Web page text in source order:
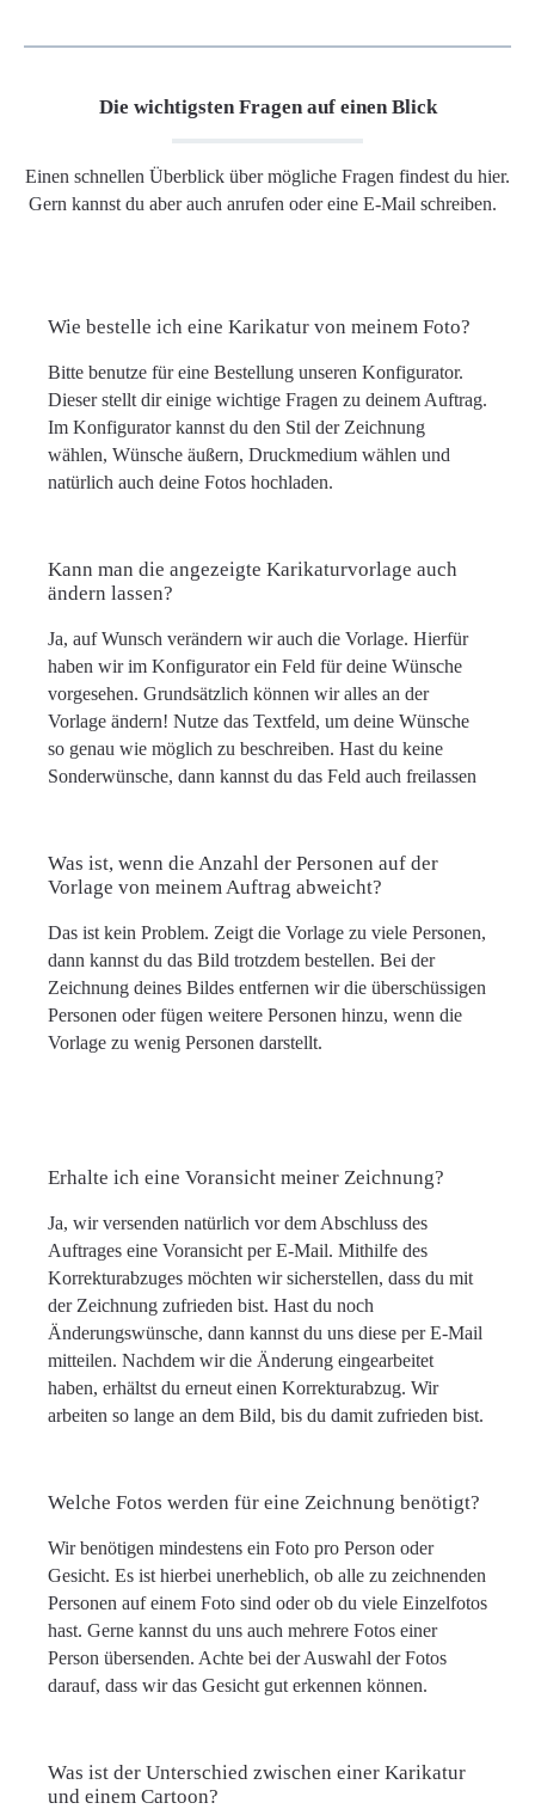
Die wichtigsten Fragen auf einen Blick
Einen schnellen Überblick über mögliche Fragen findest du hier.
Gern kannst du aber auch anrufen oder eine E-Mail schreiben.
Wie bestelle ich eine Karikatur von meinem Foto?
Bitte benutze für eine Bestellung unseren Konfigurator.
Dieser stellt dir einige wichtige Fragen zu deinem Auftrag.
Im Konfigurator kannst du den Stil der Zeichnung
wählen, Wünsche äußern, Druckmedium wählen und
natürlich auch deine Fotos hochladen.
Kann man die angezeigte Karikaturvorlage auch
ändern lassen?
Ja, auf Wunsch verändern wir auch die Vorlage. Hierfür
haben wir im Konfigurator ein Feld für deine Wünsche
vorgesehen. Grundsätzlich können wir alles an der
Vorlage ändern! Nutze das Textfeld, um deine Wünsche
so genau wie möglich zu beschreiben. Hast du keine
Sonderwünsche, dann kannst du das Feld auch freilassen
Was ist, wenn die Anzahl der Personen auf der
Vorlage von meinem Auftrag abweicht?
Das ist kein Problem. Zeigt die Vorlage zu viele Personen,
dann kannst du das Bild trotzdem bestellen. Bei der
Zeichnung deines Bildes entfernen wir die überschüssigen
Personen oder fügen weitere Personen hinzu, wenn die
Vorlage zu wenig Personen darstellt.
Erhalte ich eine Voransicht meiner Zeichnung?
Ja, wir versenden natürlich vor dem Abschluss des
Auftrages eine Voransicht per E-Mail. Mithilfe des
Korrekturabzuges möchten wir sicherstellen, dass du mit
der Zeichnung zufrieden bist. Hast du noch
Änderungswünsche, dann kannst du uns diese per E-Mail
mitteilen. Nachdem wir die Änderung eingearbeitet
haben, erhältst du erneut einen Korrekturabzug. Wir
arbeiten so lange an dem Bild, bis du damit zufrieden bist.
Welche Fotos werden für eine Zeichnung benötigt?
Wir benötigen mindestens ein Foto pro Person oder
Gesicht. Es ist hierbei unerheblich, ob alle zu zeichnenden
Personen auf einem Foto sind oder ob du viele Einzelfotos
hast. Gerne kannst du uns auch mehrere Fotos einer
Person übersenden. Achte bei der Auswahl der Fotos
darauf, dass wir das Gesicht gut erkennen können.
Was ist der Unterschied zwischen einer Karikatur
und einem Cartoon?